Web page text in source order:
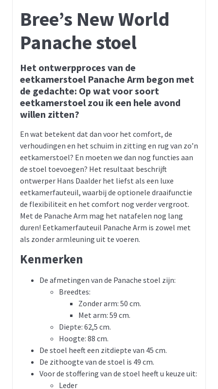
Bree’s New World
Panache stoel
Het ontwerpproces van de
eetkamerstoel Panache Arm begon met
de gedachte: Op wat voor soort
eetkamerstoel zou ik een hele avond
willen zitten?
En wat betekent dat dan voor het comfort, de
verhoudingen en het schuim in zitting en rug van zo’n
eetkamerstoel? En moeten we dan nog functies aan
de stoel toevoegen? Het resultaat beschrijft
ontwerper Hans Daalder het liefst als een luxe
eetkamerfauteuil, waarbij de optionele draaifunctie
de flexibiliteit en het comfort nog verder vergroot.
Met de Panache Arm mag het natafelen nog lang
duren! Eetkamerfauteuil Panache Arm is zowel met
als zonder armleuning uit te voeren.
Kenmerken
De afmetingen van de Panache stoel zijn:
Breedtes:
Zonder arm: 50 cm.
Met arm: 59 cm.
Diepte: 62,5 cm.
Hoogte: 88 cm.
De stoel heeft een zitdiepte van 45 cm.
De zithoogte van de stoel is 49 cm.
Voor de stoffering van de stoel heeft u keuze uit:
Leder